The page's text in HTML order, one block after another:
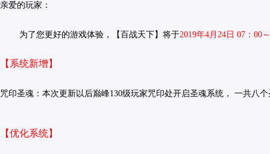
亲爱的玩家：
为了您更好的游戏体验，【百战天下】将于2019年4月24日 07：00
【系统新增】
咒印圣魂：本次更新以后巅峰130级玩家咒印处开启圣魂系统， 一共八
【优化系统】